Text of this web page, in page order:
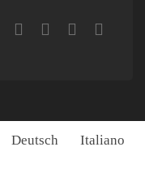
Deutsch Italiano